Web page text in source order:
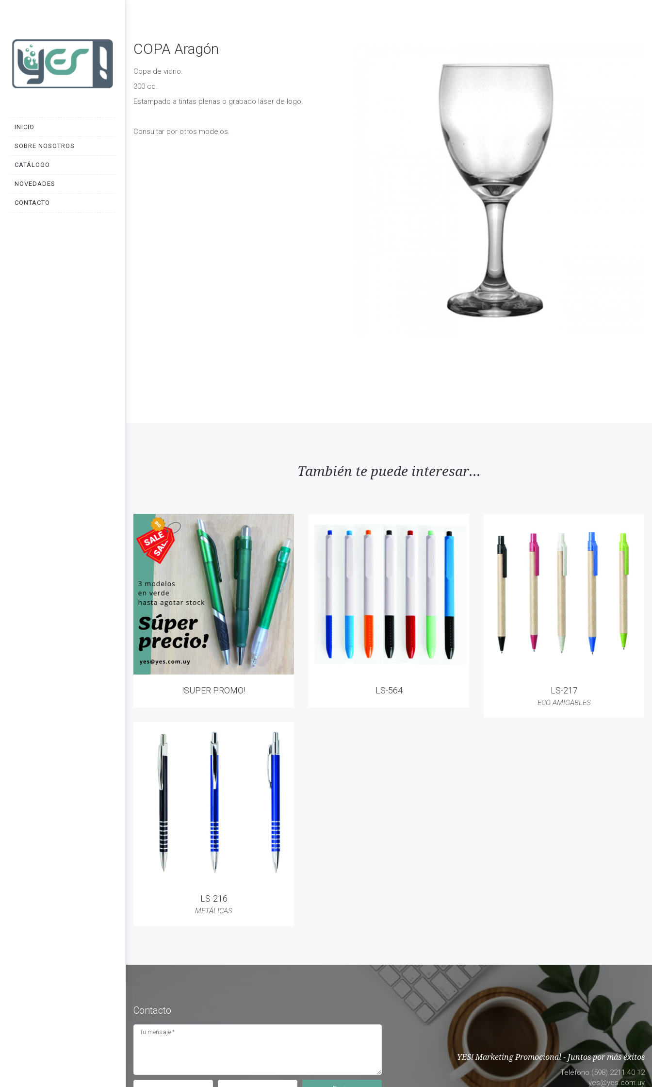
INICIO
SOBRE NOSOTROS
CATÁLOGO
NOVEDADES
CONTACTO
COPA Aragón
Copa de vidrio.
300 cc.
Estampado a tintas plenas o grabado láser de logo.
Consultar por otros modelos.
También te puede interesar...
!SUPER PROMO! LS-564 LS-217
ECO AMIGABLES
LS-216
METÁLICAS
Contacto
YES! Marketing Promocional - Juntos por más éxitos
Teléfono (598) 2211 40 12
yes@yes.com.uy